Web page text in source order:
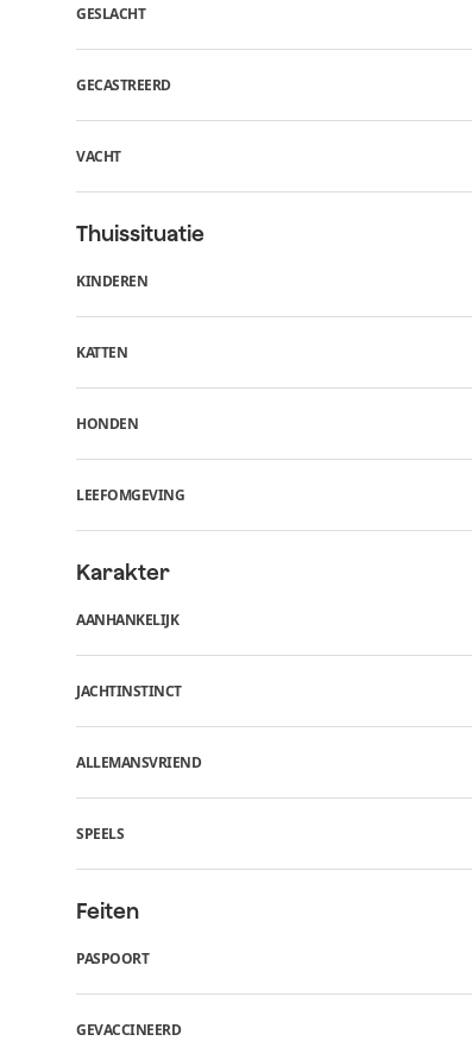
GESLACHT
GECASTREERD
VACHT
Thuissituatie
KINDEREN
KATTEN
HONDEN
LEEFOMGEVING
Karakter
AANHANKELIJK
JACHTINSTINCT
ALLEMANSVRIEND
SPEELS
Feiten
PASPOORT
GEVACCINEERD